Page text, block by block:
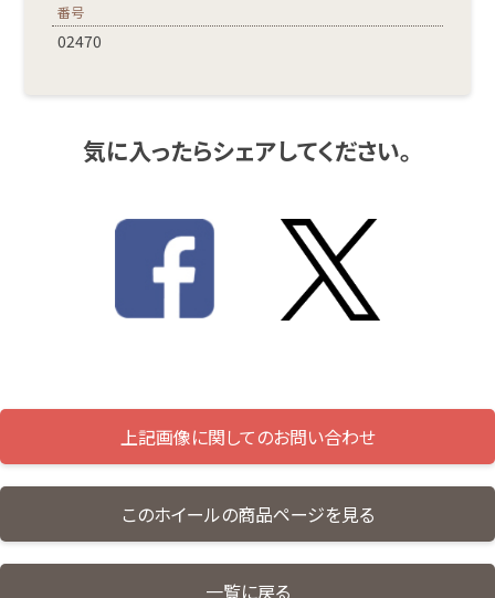
番号
02470
気に入ったらシェアしてください。
上記画像に関してのお問い合わせ
このホイールの商品ページを見る
一覧に戻る